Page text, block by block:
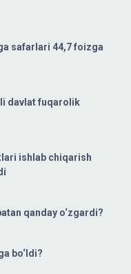
safarlari 44,7 foizga
davlat fuqarolik
ishlab chiqarish
qanday o‘zgardi?
bo‘ldi?